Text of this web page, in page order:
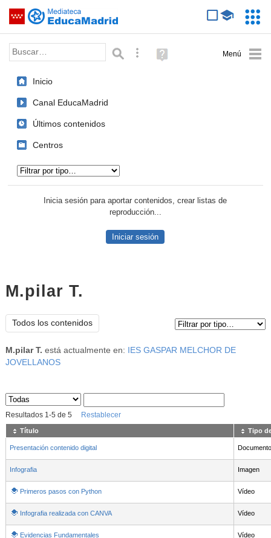
Saltar navegación
Palabra o frase: Búsqueda avanzada
Ayuda
(en
Inicio
Canal EducaMadrid
Últimos contenidos
Centros
Inicia sesión para aportar contenidos, crear listas de
reproducción...
Iniciar sesión
M.pilar T.
Todos los contenidos
M.pilar T. está actualmente en:
IES GASPAR MELCHOR DE
JOVELLANOS
Sus archivos
Resultados 1-5 de 5 Restablecer
Título Tipo
Presentación contenido digital
Infografia Imagen
Primeros pasos con Python Vídeo
Infografia realizada con CANVA Vídeo
Evidencias Fundamentales Vídeo